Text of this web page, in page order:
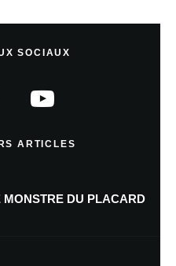
SOCIAUX
ARTICLES
MONSTRE DU PLACARD